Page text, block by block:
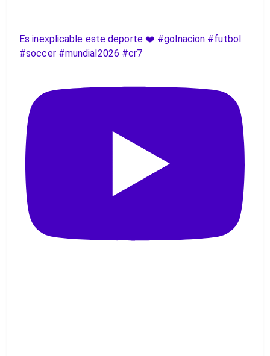
Es inexplicable este deporte ❤️ #golnacion #futbol
#soccer #mundial2026 #cr7